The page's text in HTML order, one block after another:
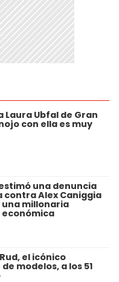
Laura Ubfal de Gran
con ella es muy
una denuncia
contra Alex Caniggia
millonaria
el icónico
modelos, a los 51